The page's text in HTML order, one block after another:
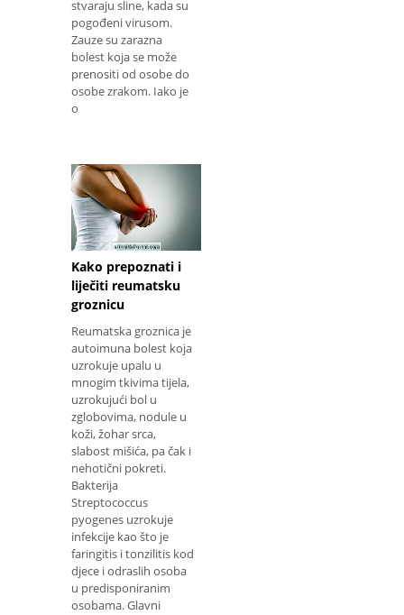
stvaraju sline, kada su
pogođeni virusom.
Zauze su zarazna
bolest koja se može
prenositi od osobe do
osobe zrakom. Iako je
o
Kako prepoznati i
liječiti reumatsku
groznicu
Reumatska groznica je
autoimuna bolest koja
uzrokuje upalu u
mnogim tkivima tijela,
uzrokujući bol u
zglobovima, nodule u
koži, žohar srca,
slabost mišića, pa čak i
nehotični pokreti.
Bakterija
Streptococcus
pyogenes uzrokuje
infekcije kao što je
faringitis i tonzilitis kod
djece i odraslih osoba
u predisponiranim
osobama. Glavni